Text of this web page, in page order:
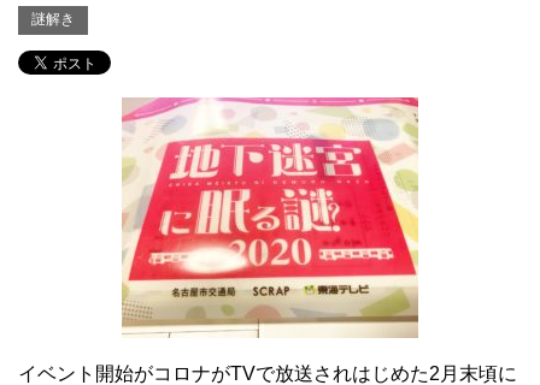
謎解き
イベント開始がコロナがTVで放送されはじめた2月末頃に